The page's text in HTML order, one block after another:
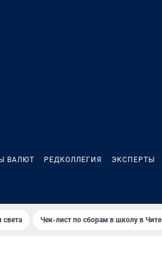
ВАЛЮТ РЕДКОЛЛЕГИЯ ЭКСПЕРТЫ
света Чек-лист по сборам в школу в Чите